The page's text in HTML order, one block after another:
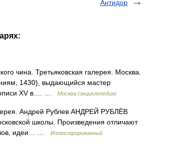
Антидор
чина. Третьяковская галерея. Москва.
1430), выдающийся мастер
XV в.… …
Москва (энциклопедия)
Андрей Рублев АНДРЕЙ РУБЛЁВ
школы. Произведения отличают
идеи… …
Иллюстрированный